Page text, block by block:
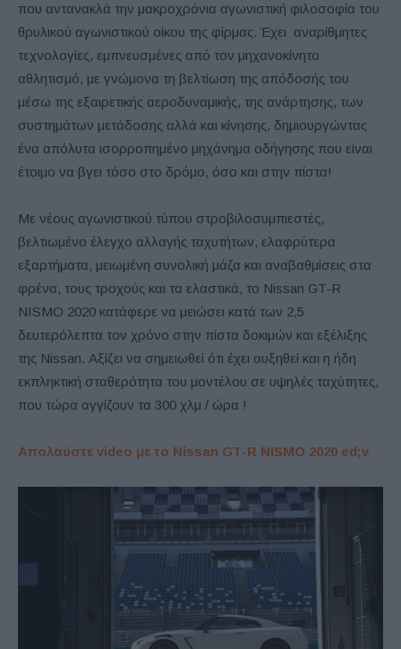
που αντανακλά την μακροχρόνια αγωνιστική φιλοσοφία του
θρυλικού αγωνιστικού οίκου της φίρμας. Έχει αναρίθμητες
τεχνολογίες, εμπνευσμένες από τον μηχανοκίνητο
αθλητισμό, με γνώμονα τη βελτίωση της απόδοσής του
μέσω της εξαιρετικής αεροδυναμικής, της ανάρτησης, των
συστημάτων μετάδοσης αλλά και κίνησης, δημιουργώντας
ένα απόλυτα ισορροπημένο μηχάνημα οδήγησης που είναι
έτοιμο να βγει τόσο στο δρόμο, όσο και στην πίστα!
Με νέους αγωνιστικού τύπου στροβιλοσυμπιεστές,
βελτιωμένο έλεγχο αλλαγής ταχυτήτων, ελαφρύτερα
εξαρτήματα, μειωμένη συνολική μάζα και αναβαθμίσεις στα
φρένα, τους τροχούς και τα ελαστικά, το Nissan GT-R
NISMO 2020 κατάφερε να μειώσει κατά των 2,5
δευτερόλεπτα τον χρόνο στην πίστα δοκιμών και εξέλιξης
της Nissan. Αξίζει να σημειωθεί ότι έχει αυξηθεί και η ήδη
εκπληκτική σταθερότητα του μοντέλου σε υψηλές ταχύτητες,
που τώρα αγγίζουν τα 300 χλμ / ώρα !
Απολαύστε video με το Nissan GT-R NISMO 2020 ed;v